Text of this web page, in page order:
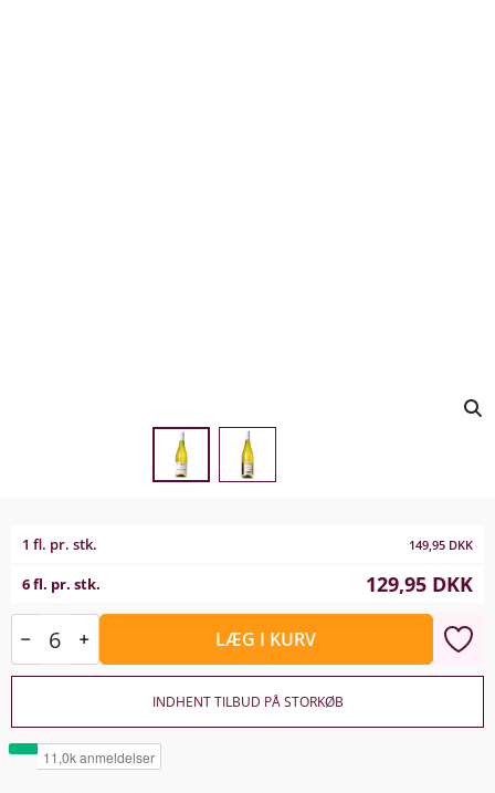
1 fl. pr. stk. 149,95 DKK
6 fl. pr. stk. 129,95 DKK
LÆG I KURV
INDHENT TILBUD PÅ STORKØB